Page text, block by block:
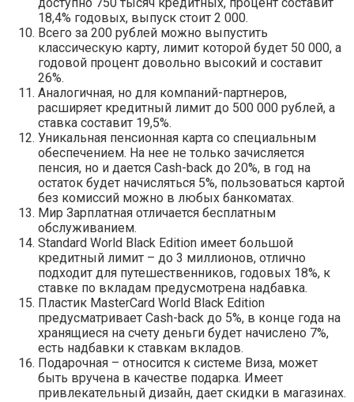
доступно 750 тысяч кредитных, процент составит
18,4% годовых, выпуск стоит 2 000.
Всего за 200 рублей можно выпустить
классическую карту, лимит которой будет 50 000, а
годовой процент довольно высокий и составит
26%.
Аналогичная, но для компаний-партнеров,
расширяет кредитный лимит до 500 000 рублей, а
ставка составит 19,5%.
Уникальная пенсионная карта со специальным
обеспечением. На нее не только зачисляется
пенсия, но и дается Сash-back до 20%, в год на
остаток будет начисляться 5%, пользоваться картой
без комиссий можно в любых банкоматах.
Мир Зарплатная отличается бесплатным
обслуживанием.
Standard World Black Edition имеет большой
кредитный лимит – до 3 миллионов, отлично
подходит для путешественников, годовых 18%, к
ставке по вкладам предусмотрена надбавка.
Пластик MasterCard World Black Edition
предусматривает Cash-back до 5%, в конце года на
хранящиеся на счету деньги будет начислено 7%,
есть надбавки к ставкам вкладов.
Подарочная – относится к системе Виза, может
быть вручена в качестве подарка. Имеет
привлекательный дизайн, дает скидки в магазинах.